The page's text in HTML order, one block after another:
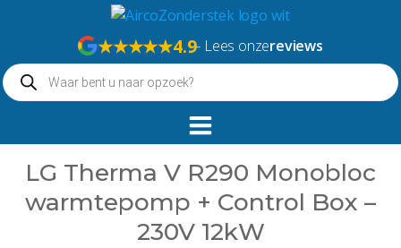
springen
★★★★★4.9- Lees onzereviews
Producten
zoeken
LG Therma V R290 Monobloc
warmtepomp + Control Box –
230V 12kW